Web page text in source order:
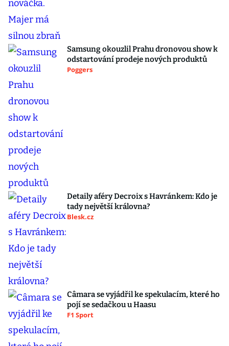
Samsung okouzlil Prahu dronovou show k
odstartování prodeje nových produktů
Poggers
Detaily aféry Decroix s Havránkem: Kdo je
tady největší královna?
Blesk.cz
Câmara se vyjádřil ke spekulacím, které ho
pojí se sedačkou u Haasu
F1 Sport